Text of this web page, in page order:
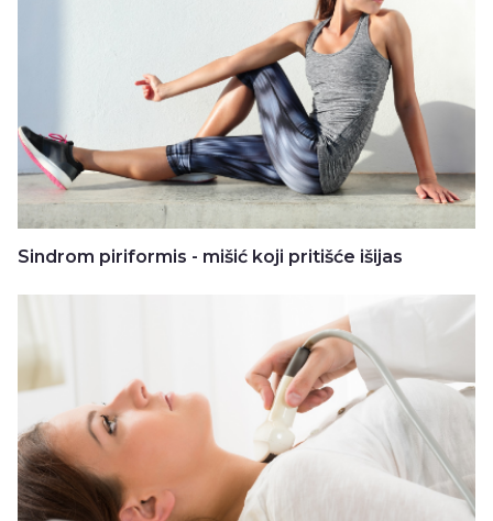
Sindrom piriformis - mišić koji pritišće išijas